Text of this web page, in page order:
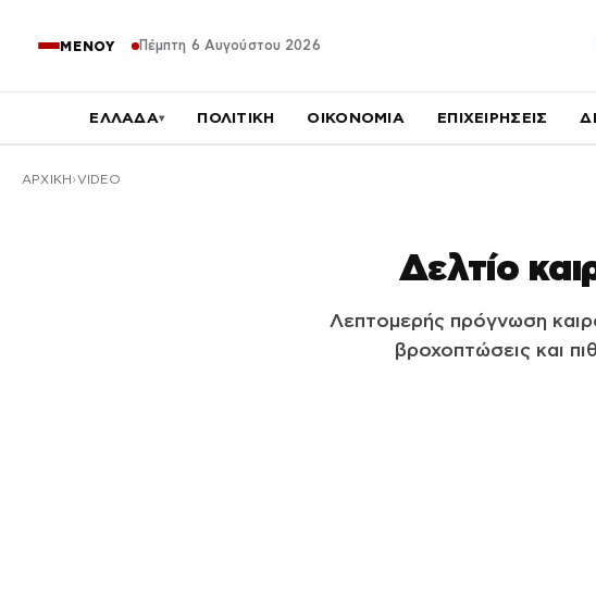
ΜΕΝΟΥ Πέμπτη 6 Αυγούστου 2026
ΕΛΛΑΔΑ▾ ΠΟΛΙΤΙΚΗ ΟΙΚΟΝΟΜΙΑ ΕΠΙΧΕΙΡΗΣΕΙΣ
ΑΡΧΙΚΉ VIDEO
Δελτίο
Λεπτομερής πρόγνωση
βροχοπτώσεις και